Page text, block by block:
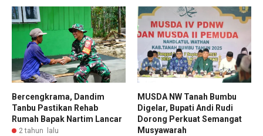
Bercengkrama, Dandim
Tanbu Pastikan Rehab
Rumah Bapak Nartim Lancar
2 tahun lalu
MUSDA NW Tanah Bumbu
Digelar, Bupati Andi Rudi
Dorong Perkuat Semangat
Musyawarah